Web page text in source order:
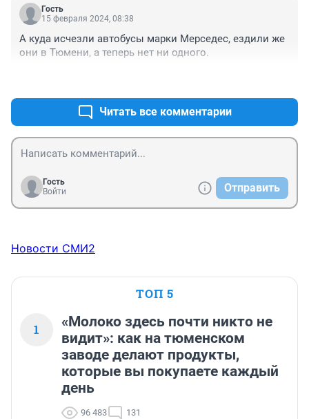
переплелись слиплись и всё. А замыкание питания
там штука опасная там сила тока огромная
Гость
15 февраля 2024, 08:38
А куда исчезли автобусы марки Мерседес, ездили же
они в Тюмени, а теперь нет ни одного.
Читать все комментарии
Гость
Войти
Отправить
Новости СМИ2
ТОП 5
1
«Молоко здесь почти никто не
видит»: как на тюменском
заводе делают продукты,
которые вы покупаете каждый
день
96 483 131